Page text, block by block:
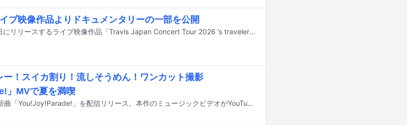
ブ映像作品よりドキュメンタリーの一部を公開
Travis Japanが8月26日にリリースするライブ映像作品「Travis Japan Concert Tour 2026 ’s travelers」の初回限定盤に収録される特典映像のティザーがYouTubeで公開された。
！スイカ割り！流しそうめん！ワンカット撮影
」MVで夏を満喫
M!LKが本日7月17日に新曲「You!Joy!Parade!」を配信リリース。本作のミュージックビデオがYouTubeにて公開された。